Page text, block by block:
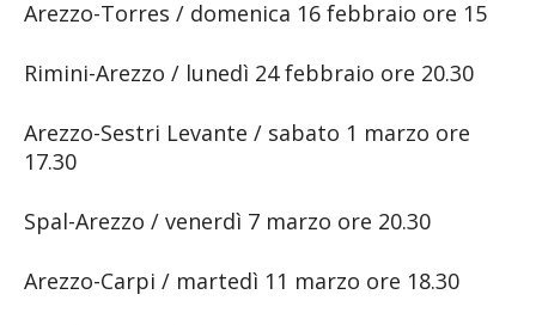
Arezzo-Torres / domenica 16 febbraio ore 15
Rimini-Arezzo / lunedì 24 febbraio ore 20.30
Arezzo-Sestri Levante / sabato 1 marzo ore
17.30
Spal-Arezzo / venerdì 7 marzo ore 20.30
Arezzo-Carpi / martedì 11 marzo ore 18.30